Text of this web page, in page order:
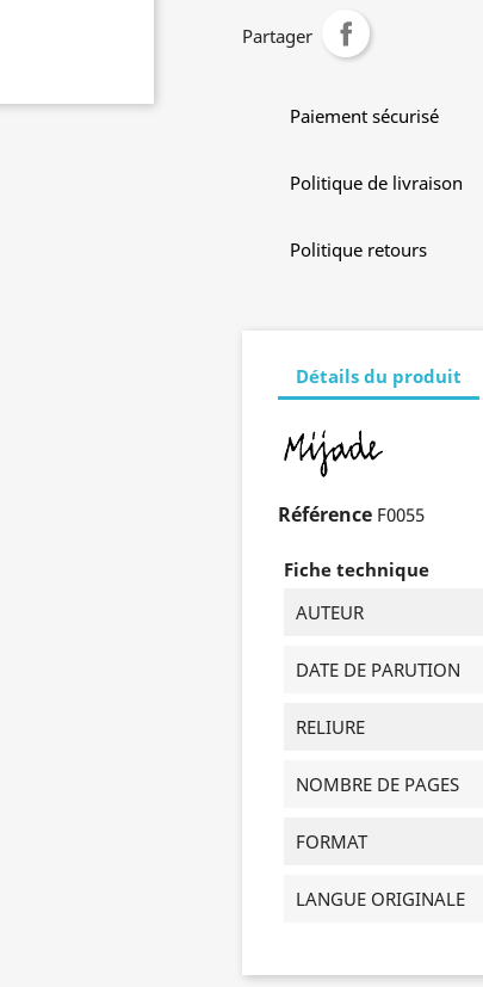
Partager
Paiement sécurisé
Politique de livraison
Politique retours
Détails du produit
Référence F0055
Fiche technique
AUTEUR
DATE DE PARUTION
RELIURE
NOMBRE DE PAGES
FORMAT
LANGUE ORIGINALE